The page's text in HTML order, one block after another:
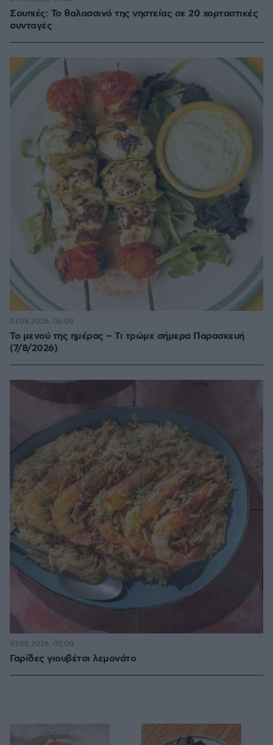
Σουπιές: Το θαλασσινό της νηστείας σε 20 χορταστικές
συνταγές
Το μενού της ημέρας – Τι τρώμε σήμερα Παρασκευή
(7/8/2026)
07.08.2026, 06:00
Γαρίδες γιουβέτσι λεμονάτο
07.08.2026, 05:00